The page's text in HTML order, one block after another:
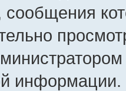
сообщения
информации.